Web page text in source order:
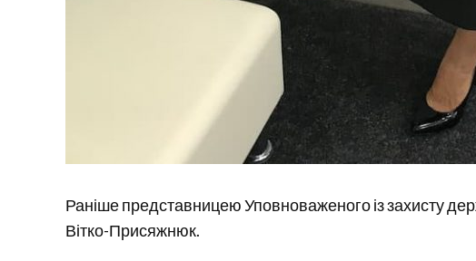
Раніше представницею Уповноваженого із захисту
Вітко-Присяжнюк.